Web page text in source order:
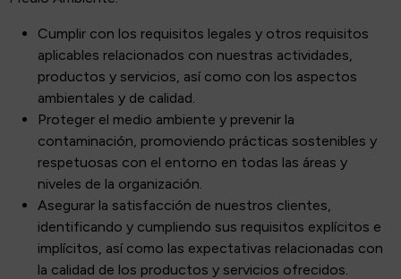
Cumplir con los requisitos legales y otros requisitos
aplicables relacionados con nuestras actividades,
productos y servicios, así como con los aspectos
ambientales y de calidad.​
Proteger el medio ambiente y prevenir la
contaminación, promoviendo prácticas sostenibles y
respetuosas con el entorno en todas las áreas y
niveles de la organización.​
Asegurar la satisfacción de nuestros clientes,
identificando y cumpliendo sus requisitos explícitos e
implícitos, así como las expectativas relacionadas con
la calidad de los productos y servicios ofrecidos.​